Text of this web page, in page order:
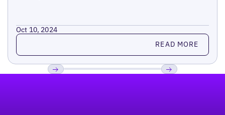
Oct 10, 2024
Read more READ MORE